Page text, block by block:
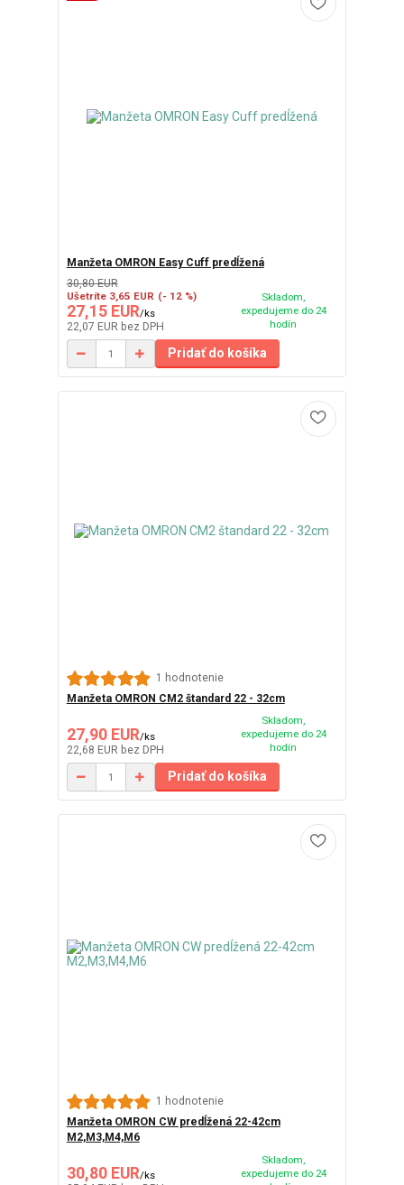
Manžeta OMRON Easy Cuff predĺžená
30,80 EUR
Ušetríte 3,65 EUR (- 12 %)
27,15 EUR/ks
22,07 EUR bez DPH
Skladom,
expedujeme do 24
hodín
Pridať do košíka
1 hodnotenie
Manžeta OMRON CM2 štandard 22 - 32cm
27,90 EUR/ks
22,68 EUR bez DPH
Skladom,
expedujeme do 24
hodín
Pridať do košíka
1 hodnotenie
Manžeta OMRON CW predĺžená 22-42cm
M2,M3,M4,M6
30,80 EUR/ks
Skladom,
expedujeme do 24